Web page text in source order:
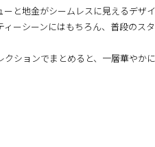
ーと地金がシームレスに見えるデザ
ィーシーンにはもちろん、普段のス
クションでまとめると、一層華やかに